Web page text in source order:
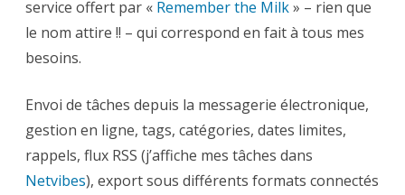
service offert par « Remember the Milk» – rien que
le nom attire !! – qui correspond en fait à tous mes
besoins.
Envoi de tâches depuis la messagerie électronique,
gestion en ligne, tags, catégories, dates limites,
rappels, flux RSS (j’affiche mes tâches dans
Netvibes), export sous différents formats connectés